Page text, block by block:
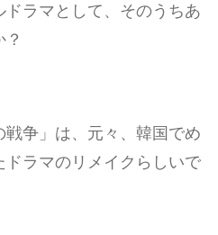
ラマとして、そのうちあ
争」は、元々、韓国でめ
ラマのリメイクらしいで